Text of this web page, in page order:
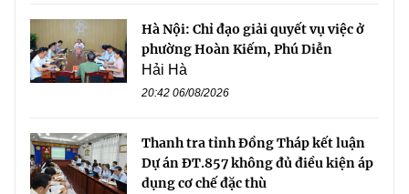
Hà Nội: Chỉ đạo giải quyết vụ việc ở
phường Hoàn Kiếm, Phú Diễn
Hải Hà
20:42 06/08/2026
Thanh tra tỉnh Đồng Tháp kết luận
Dự án ĐT.857 không đủ điều kiện áp
dụng cơ chế đặc thù